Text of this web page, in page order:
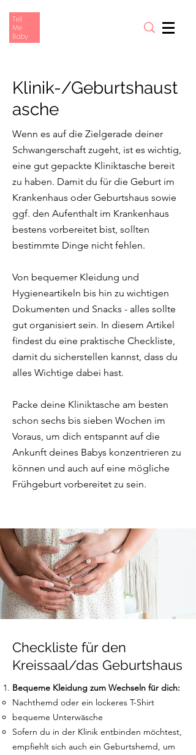
Klinik-/Geburtshaust
asche
Wenn es auf die Zielgerade deiner
Schwangerschaft zugeht, ist es wichtig,
eine gut gepackte Kliniktasche bereit
zu haben. Damit du für die Geburt im
Krankenhaus oder Geburtshaus sowie
ggf. den Aufenthalt im Krankenhaus
bestens vorbereitet bist, sollten
bestimmte Dinge nicht fehlen.
Von bequemer Kleidung und
Hygieneartikeln bis hin zu wichtigen
Dokumenten und Snacks - alles sollte
gut organisiert sein. In diesem Artikel
findest du eine praktische Checkliste,
damit du sicherstellen kannst, dass du
alles Wichtige dabei hast.
Packe deine Kliniktasche am besten
schon sechs bis sieben Wochen im
Voraus, um dich entspannt auf die
Ankunft deines Babys konzentrieren zu
können und auch auf eine mögliche
Frühgeburt vorbereitet zu sein.
Checkliste für den
Kreissaal/das Geburtshaus
Bequeme Kleidung zum Wechseln für dich:
Nachthemd oder ein lockeres T-Shirt
bequeme Unterwäsche
Sofern du in der Klinik entbinden möchtest,
empfiehlt sich auch ein Geburtshemd, um